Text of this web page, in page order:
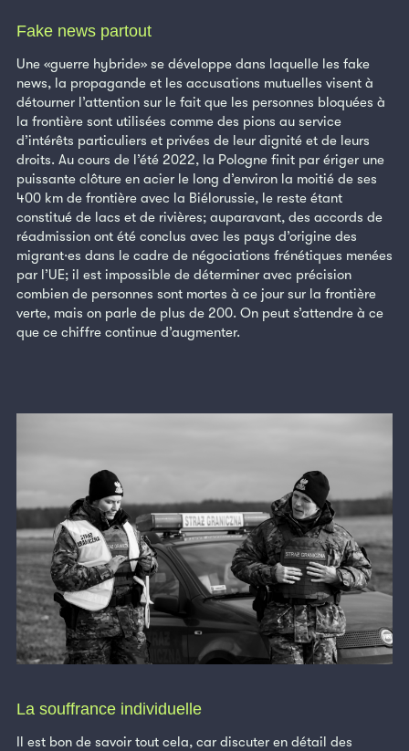
Fake news partout
Une «guerre hybride» se développe dans laquelle les fake
news, la propagande et les accusations mutuelles visent à
détourner l’attention sur le fait que les personnes bloquées à
la frontière sont utilisées comme des pions au service
d’intérêts particuliers et privées de leur dignité et de leurs
droits. Au cours de l’été 2022, la Pologne finit par ériger une
puissante clôture en acier le long d’environ la moitié de ses
400 km de frontière avec la Biélorussie, le reste étant
constitué de lacs et de rivières; auparavant, des accords de
réadmission ont été conclus avec les pays d’origine des
migrant·es dans le cadre de négociations frénétiques menées
par l’UE; il est impossible de déterminer avec précision
combien de personnes sont mortes à ce jour sur la frontière
verte, mais on parle de plus de 200. On peut s’attendre à ce
que ce chiffre continue d’augmenter.
La souffrance individuelle
Il est bon de savoir tout cela, car discuter en détail des